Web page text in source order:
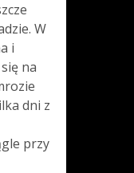
W
i
na
dni z
przy